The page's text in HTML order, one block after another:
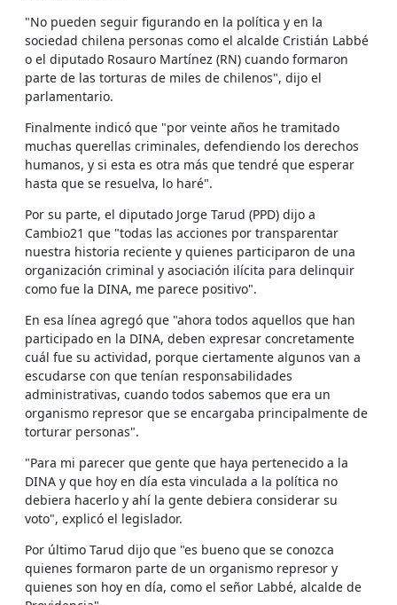
"No pueden seguir figurando en la política y en la
sociedad chilena personas como el alcalde Cristián Labbé
o el diputado Rosauro Martínez (RN) cuando formaron
parte de las torturas de miles de chilenos", dijo el
parlamentario.
Finalmente indicó que "por veinte años he tramitado
muchas querellas criminales, defendiendo los derechos
humanos, y si esta es otra más que tendré que esperar
hasta que se resuelva, lo haré".
Por su parte, el diputado Jorge Tarud (PPD) dijo a
Cambio21 que "todas las acciones por transparentar
nuestra historia reciente y quienes participaron de una
organización criminal y asociación ilícita para delinquir
como fue la DINA, me parece positivo".
En esa línea agregó que "ahora todos aquellos que han
participado en la DINA, deben expresar concretamente
cuál fue su actividad, porque ciertamente algunos van a
escudarse con que tenían responsabilidades
administrativas, cuando todos sabemos que era un
organismo represor que se encargaba principalmente de
torturar personas".
"Para mi parecer que gente que haya pertenecido a la
DINA y que hoy en día esta vinculada a la política no
debiera hacerlo y ahí la gente debiera considerar su
voto", explicó el legislador.
Por último Tarud dijo que "es bueno que se conozca
quienes formaron parte de un organismo represor y
quienes son hoy en día, como el señor Labbé, alcalde de